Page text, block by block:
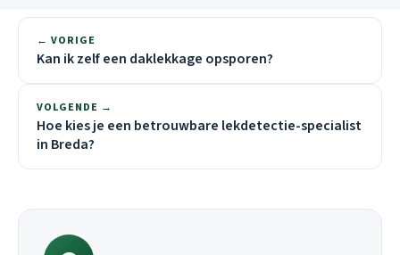
← VORIGE
Kan ik zelf een daklekkage opsporen?
VOLGENDE →
Hoe kies je een betrouwbare lekdetectie-specialist
in Breda?